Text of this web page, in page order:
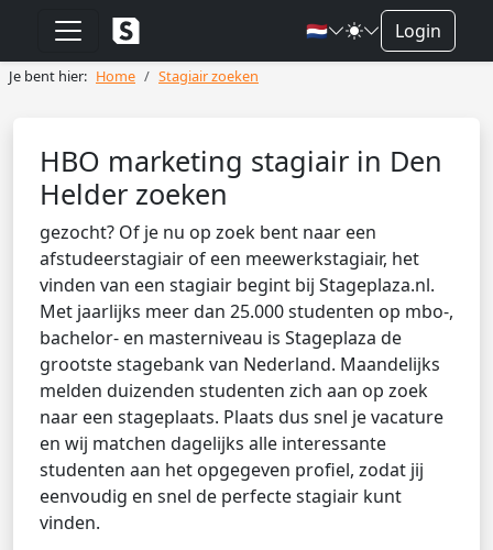
🇳🇱 Login
Je bent hier: Home Stagiair zoeken
HBO marketing stagiair in Den
Helder zoeken
gezocht? Of je nu op zoek bent naar een
afstudeerstagiair of een meewerkstagiair, het
vinden van een stagiair begint bij Stageplaza.nl.
Met jaarlijks meer dan 25.000 studenten op mbo-,
bachelor- en masterniveau is Stageplaza de
grootste stagebank van Nederland. Maandelijks
melden duizenden studenten zich aan op zoek
naar een stageplaats. Plaats dus snel je vacature
en wij matchen dagelijks alle interessante
studenten aan het opgegeven profiel, zodat jij
eenvoudig en snel de perfecte stagiair kunt
vinden.